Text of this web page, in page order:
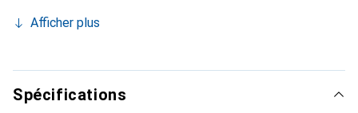
smartphone. La marque Noreve est reconnue
constitue toujours un excellent choix pour le client
exigeant.
Afficher plus
Spécifications